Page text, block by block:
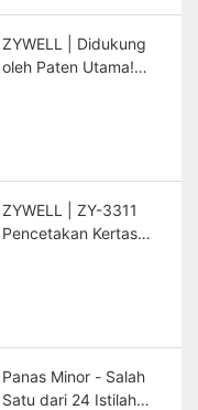
ZYWELL | Didukung
oleh Paten Utama!
Signifikan
ZYWELL | ZY-3311
Pencetakan Kertas
Panas Minor - Salah
Satu dari 24 Istilah